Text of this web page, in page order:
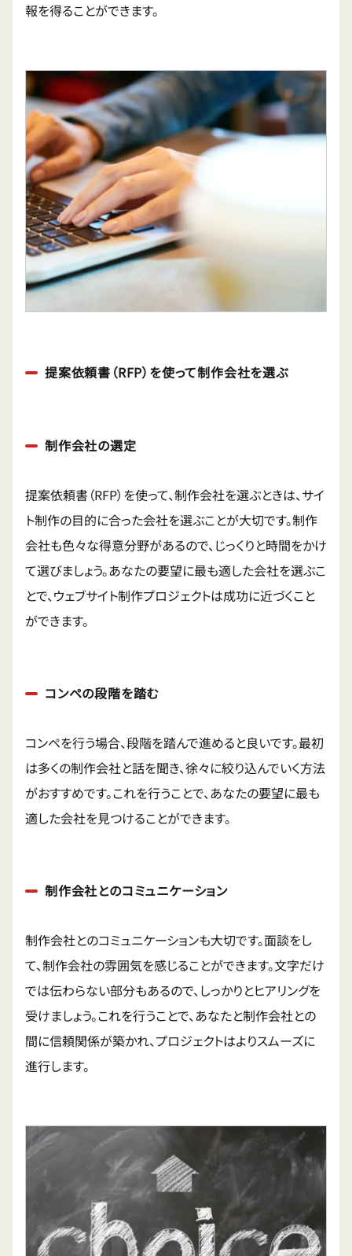
報を得ることができます。
提案依頼書（RFP）を使って制作会社を選ぶ
制作会社の選定
提案依頼書（RFP）を使って、制作会社を選ぶときは、サイ
ト制作の目的に合った会社を選ぶことが大切です。制作
会社も色々な得意分野があるので、じっくりと時間をかけ
て選びましょう。あなたの要望に最も適した会社を選ぶこ
とで、ウェブサイト制作プロジェクトは成功に近づくこと
ができます。
コンペの段階を踏む
コンペを行う場合、段階を踏んで進めると良いです。最初
は多くの制作会社と話を聞き、徐々に絞り込んでいく方法
がおすすめです。これを行うことで、あなたの要望に最も
適した会社を見つけることができます。
制作会社とのコミュニケーション
制作会社とのコミュニケーションも大切です。面談をし
て、制作会社の雰囲気を感じることができます。文字だけ
では伝わらない部分もあるので、しっかりとヒアリングを
受けましょう。これを行うことで、あなたと制作会社との
間に信頼関係が築かれ、プロジェクトはよりスムーズに
進行します。